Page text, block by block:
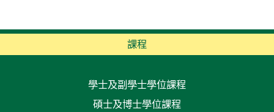
課程
學士及副學士學位課程
碩士及博士學位課程